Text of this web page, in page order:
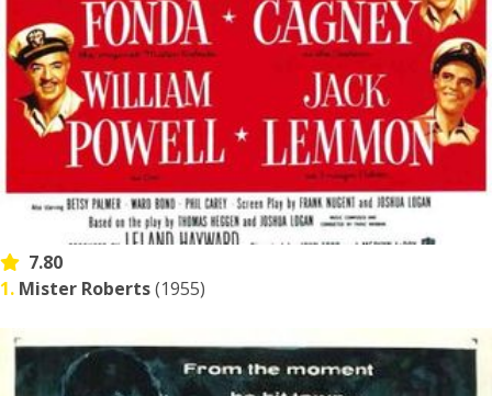
7.80
1. Mister Roberts(1955)